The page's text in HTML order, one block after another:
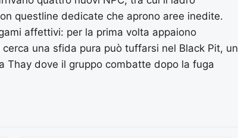
questline dedicate che aprono aree inedite.
affettivi: per la prima volta appaiono
una sfida pura può tuffarsi nel Black Pit, un
Thay dove il gruppo combatte dopo la fuga